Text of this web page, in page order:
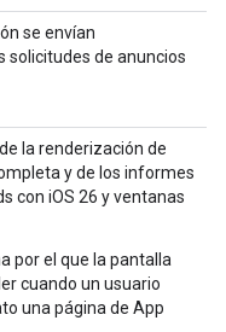
se envían
solicitudes de anuncios
la renderización de
y de los informes
con iOS 26 y ventanas
por el que la pantalla
cuando un usuario
una página de App